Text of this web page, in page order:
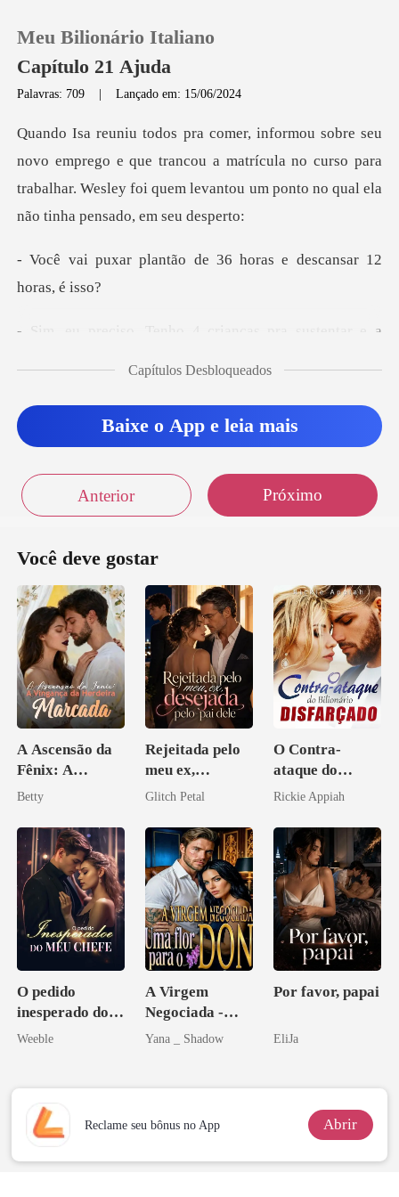
0
Loja
Sair
Meu Bilionário Italiano
Capítulo 21 Ajuda
Palavras: 709 |Lançado em: 15/06/2024
e que trancou a matrícula no curso para
trabalhar. Wesley foi que
ão de 36 horas e desca
crianças pra sustentar e a
Capítulos Desbloqueados
Baixe o App e leia mais
Anterior Próximo
Você deve gostar
A Ascensão da
Fênix: A
Vingança da
Marcada
Betty
Rejeitada pelo
meu ex,
desejada pelo
Glitch Petal
O Contra-
ataque do
Bilionário
Rickie Appiah
O pedido
inesperado do
meu chefe
Weeble
A Virgem
Negociada -
Uma flor para o
Yana _ Shadow
Por favor, papai
EliJa
Reclame seu bônus no App Abrir